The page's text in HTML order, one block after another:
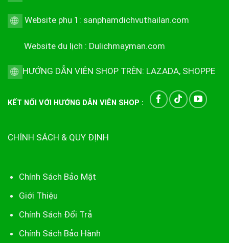
Website phụ 1: sanphamdichvuthailan.com
Website du lịch : Dulichmayman.com
HƯỚNG DẪN VIÊN SHOP TRÊN: LAZADA, SHOPPE
KẾT NỐI VỚI HƯỚNG DẪN VIÊN SHOP :
CHÍNH SÁCH & QUY ĐỊNH
Chính Sách Bảo Mật
Giới Thiệu
Chính Sách Đổi Trả
Chính Sách Bảo Hành